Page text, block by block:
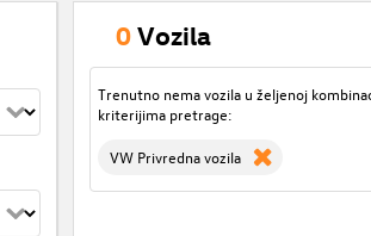
0Vozila
Trenutno nema vozila u željenoj
kriterijima pretrage:
VW Privredna vozila